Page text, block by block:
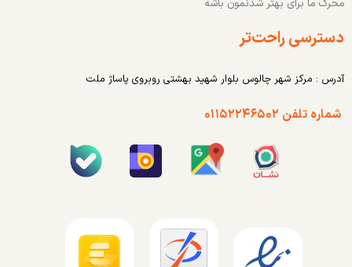
محرک ما برای بهتر شدنمون باشه
دسترسی راحت‌تر
آدرس : مرکز شهر چالوس بلوار شهید بهشتی روبروی پاساژ ملت
شماره تلفن ۰۱۱۵۲۲۴۶۵۰۲